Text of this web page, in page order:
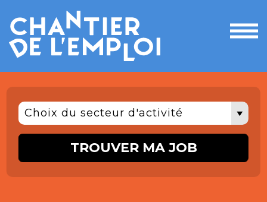
le
Choix du secteur d'activité
TROUVER MA JOB